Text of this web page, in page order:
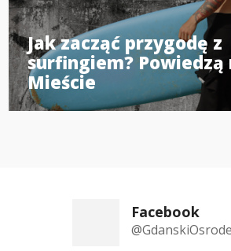
Jak zacząć przygodę z
surfingiem? Powiedzą
Mieście
Facebook